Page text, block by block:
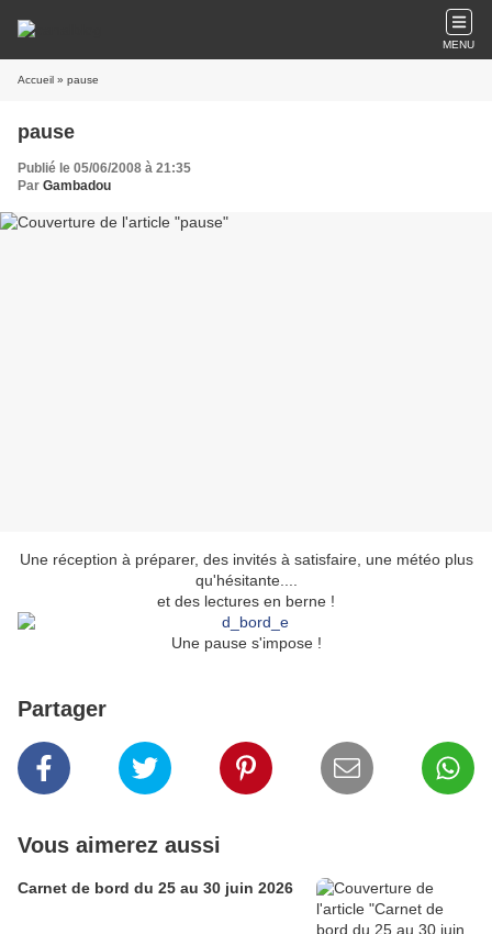
MENU
Accueil » pause
pause
Publié le 05/06/2008 à 21:35
Par Gambadou
Une réception à préparer, des invités à satisfaire, une météo plus
qu'hésitante....
et des lectures en berne !
Une pause s'impose !
Partager
Vous aimerez aussi
Carnet de bord du 25 au 30 juin 2026